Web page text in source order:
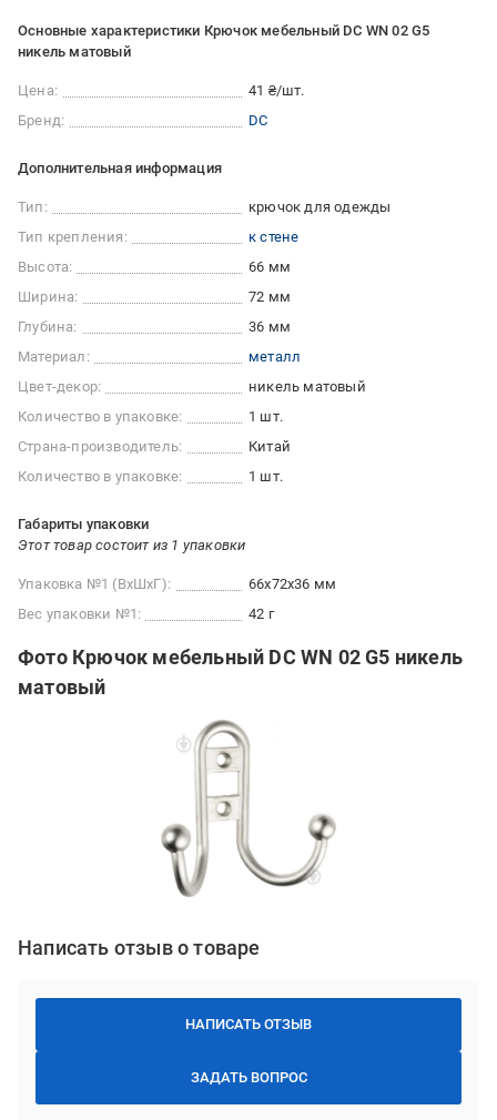
Основные характеристики Крючок мебельный DC WN 02 G5
никель матовый
Цена:
41 ₴/шт.
Бренд:
DC
Дополнительная информация
Тип:
крючок для одежды
Тип крепления:
к стене
Высота:
66 мм
Ширина:
72 мм
Глубина:
36 мм
Материал:
металл
Цвет-декор:
никель матовый
Количество в упаковке:
1 шт.
Страна-производитель:
Китай
Количество в упаковке:
1 шт.
Габариты упаковки
Этот товар состоит из 1 упаковки
Упаковка №1 (ВхШхГ):
66x72x36 мм
Вес упаковки №1:
42 г
Фото Крючок мебельный DC WN 02 G5 никель
матовый
Написать отзыв о товаре
НАПИСАТЬ ОТЗЫВ
ЗАДАТЬ ВОПРОС